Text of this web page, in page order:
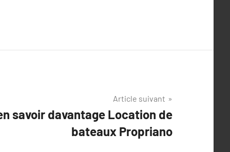
Article suivant
savoir davantage Location de
bateaux Propriano